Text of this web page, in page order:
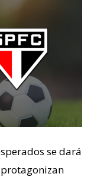
se dará
protagonizan